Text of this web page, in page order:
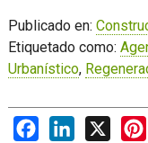
Publicado en:
Etiquetado como:
Urbanístico,
FacebookLinkedIn